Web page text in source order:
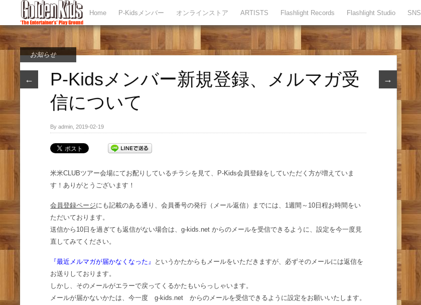
Home P-Kidsメンバー オンラインストア ARTISTS Flashlight Records Flashlight Studio SNS
← →
お知らせ
P-Kidsメンバー新規登録、メルマガ受
信について
By admin, 2019-02-19
米米CLUBツアー会場にてお配りしているチラシを見て、P-Kids会員登録をしていただく方が増えていま
す！ありがとうございます！
会員登録ページにも記載のある通り、会員番号の発行（メール返信）までには、1週間～10日程お時間をい
ただいております。
送信から10日を過ぎても返信がない場合は、g-kids.net からのメールを受信できるように、設定を今一度見
直してみてください。
『最近メルマガが届かなくなった』
というかたからもメールをいただきますが、必ずそのメールには返信を
お送りしております。
しかし、そのメールがエラーで戻ってくるかたもいらっしゃいます。
メールが届かないかたは、今一度 g-kids.net からのメールを受信できるように設定をお願いいたします。